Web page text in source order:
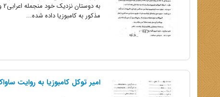
مذکور به کامبوزیا داده شده...
امیر توکل کامبوزیا به روایت